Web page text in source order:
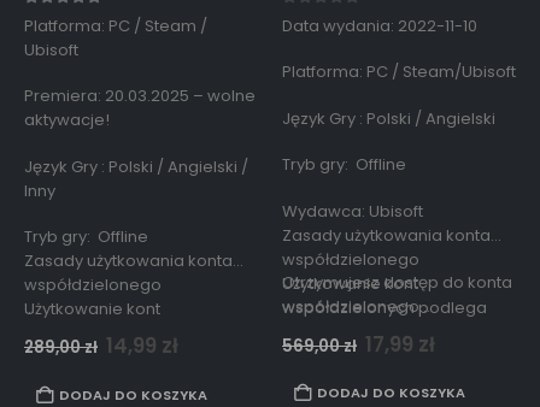
out of 5
Platforma: PC / Steam /
Ubisoft
Premiera: 20.03.2025 – wolne
aktywacje!
Język Gry : Polski / Angielski /
Inny
Tryb gry: Offline
Zasady użytkowania konta
współdzielonego
Użytkowanie kont
współdzielonych podlega
zasadom opisanym
regulaminie strony.
…
289,00zł 14,99 zł
DODAJ DO KOSZYKA
Data wydania: 2022-11-10
Platforma: PC / Steam/Ubisoft
Język Gry : Polski / Angielski
Tryb gry: Offline
Wydawca: Ubisoft
Zasady użytkowania konta
współdzielonego
Użytkowanie kont
współdzielonych podlega
zasadom opisanym
wregulaminie strony.
Otrzymujesz dostęp do konta
współdzielonego…
569,00zł 17,99 zł
DODAJ DO KOSZYKA